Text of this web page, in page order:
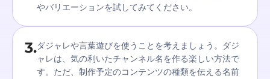
やバリエーションを試してみてください。
3.ダジャレや言葉遊びを使うことを考えましょう。ダジ
ャレは、気の利いたチャンネル名を作る楽しい方法で
す。ただ、制作予定のコンテンツの種類を伝える名前